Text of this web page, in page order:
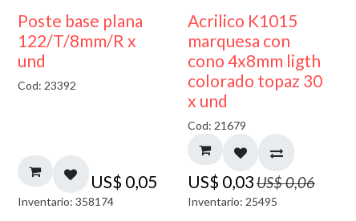
Poste base plana
122/T/8mm/R x
und
Cod: 23392
US$ 0,05
Inventario: 358174
50% DESCUENTO
Acrilico K1015
marquesa con
cono 4x8mm ligth
colorado topaz 30
x und
Cod: 21679
US$ 0,03US$0,06
Inventario: 25495